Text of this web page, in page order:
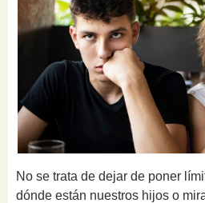
No se trata de dejar de poner
dónde están nuestros hijos o